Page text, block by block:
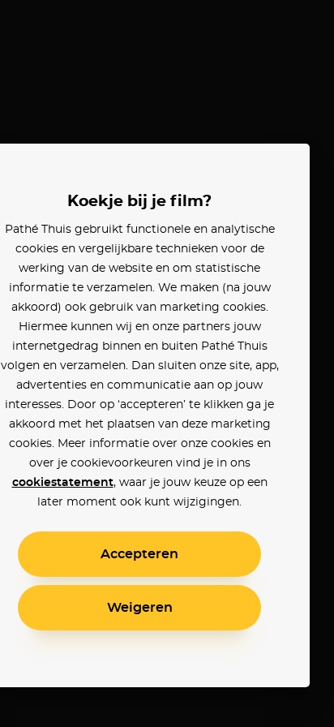
Koekje bij je film?
Pathé Thuis gebruikt functionele en analytische
cookies en vergelijkbare technieken voor de
werking van de website en om statistische
informatie te verzamelen. We maken (na jouw
akkoord) ook gebruik van marketing cookies.
Hiermee kunnen wij en onze partners jouw
internetgedrag binnen en buiten Pathé Thuis
volgen en verzamelen. Dan sluiten onze site, app,
advertenties en communicatie aan op jouw
interesses. Door op ‘accepteren’ te klikken ga je
akkoord met het plaatsen van deze marketing
cookies. Meer informatie over onze cookies en
over je cookievoorkeuren vind je in ons
cookiestatement, waar je jouw keuze op een
later moment ook kunt wijzigingen.
Accepteren
Weigeren